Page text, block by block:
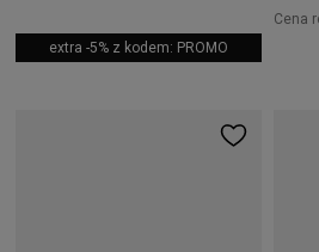
extra -5% z kodem: PROMO
Cena